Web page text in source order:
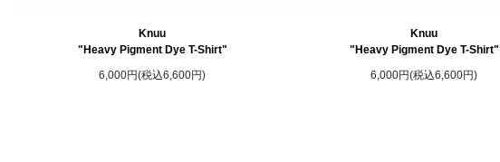
Knuu
"Heavy Pigment Dye T-Shirt"
6,000円(税込6,600円)
Knuu
"Heavy Pigment Dye T-Shirt"
6,000円(税込6,600円)